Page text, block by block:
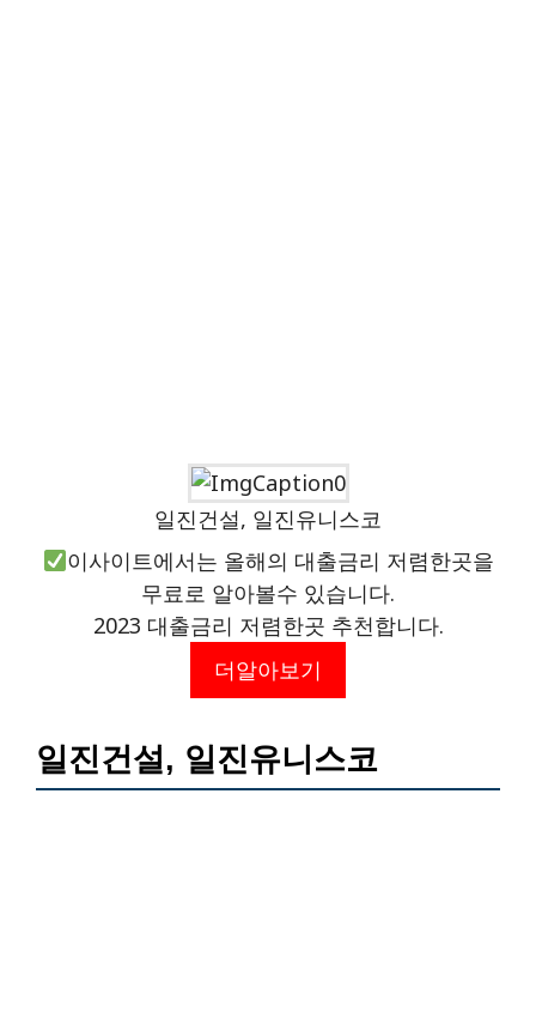
일진건설, 일진유니스코
이사이트에서는 올해의 대출금리 저렴한곳을
무료로 알아볼수 있습니다.
2023 대출금리 저렴한곳 추천합니다.
더알아보기
일진건설, 일진유니스코